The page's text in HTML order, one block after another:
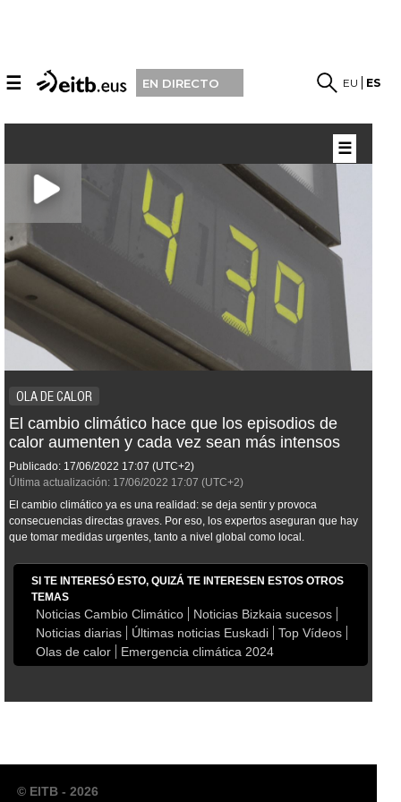
☰ EN DIRECTO EU ES
OLA DE CALOR
El cambio climático hace que los episodios de
calor aumenten y cada vez sean más intensos
Publicado: 17/06/2022 17:07 (UTC+2)
Última actualización: 17/06/2022 17:07 (UTC+2)
El cambio climático ya es una realidad: se deja sentir y provoca
consecuencias directas graves. Por eso, los expertos aseguran que hay
que tomar medidas urgentes, tanto a nivel global como local.
SI TE INTERESÓ ESTO, QUIZÁ TE INTERESEN ESTOS OTROS
TEMAS
Noticias Cambio Climático
Noticias Bizkaia sucesos
Noticias diarias
Últimas noticias Euskadi
Top Vídeos
Olas de calor
Emergencia climática 2024
☰
© EITB - 2026